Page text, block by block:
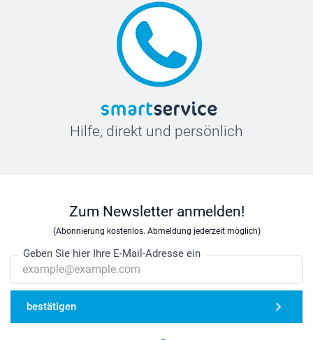
Hilfe, direkt und persönlich
Zum Newsletter anmelden!
(Abonnierung kostenlos. Abmeldung jederzeit möglich)
Geben Sie hier Ihre E-Mail-Adresse ein
bestätigen